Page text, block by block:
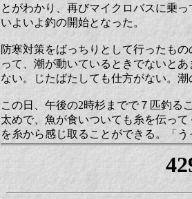
とがわかり、再びマイクロバスに乗
いよいよ釣の開始となった。
防寒対策をばっちりとして行ったも
って、潮が動いているときでないと
ない。じたばたしても仕方がない。潮
この日、午後の2時杉までで７匹釣る
太めで、魚が食いついても糸を伝っ
を糸から感じ取ることができる。「